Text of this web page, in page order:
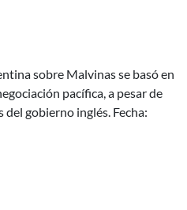
sobre Malvinas se basó en
pacífica, a pesar de
gobierno inglés. Fecha: